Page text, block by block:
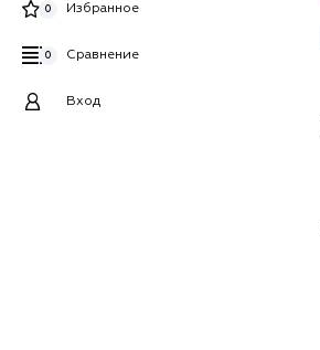
Избранное
0
Сравнение
0
Вход